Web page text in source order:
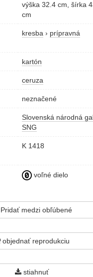
výška 32.4 cm, šírka
cm
kresba › prípravná
kartón
ceruza
neznačené
Slovenská národná
SNG
K 1418
voľné dielo
medzi obľúbené
objednať reprodukciu
stiahnuť